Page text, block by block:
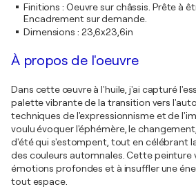
Finitions : Oeuvre sur châssis. Prête à
Encadrement sur demande.
Dimensions : 23,6x23,6in
À propos de l'oeuvre
Dans cette œuvre à l'huile, j'ai capturé
palette vibrante de la transition vers
techniques de l'expressionnisme et de
voulu évoquer l'éphémère, le
d'été qui s'estompent, tout en célébrant
des couleurs automnales. Cette peinture
émotions profondes et à insuffler une
tout espace.